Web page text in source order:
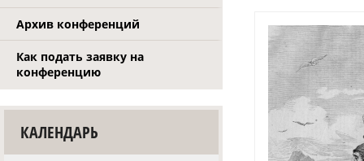
Архив конференций
Как подать заявку на
конференцию
КАЛЕНДАРЬ